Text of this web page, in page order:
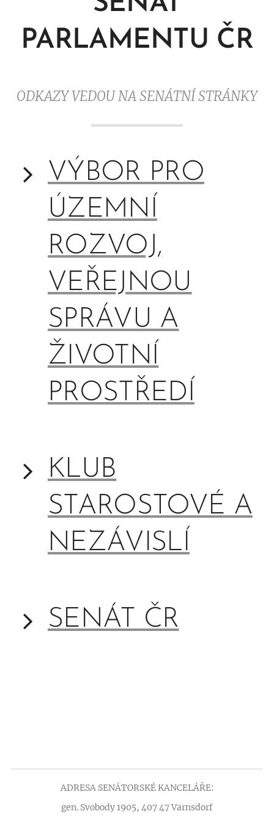
PARLAMENTU ČR
ODKAZY VEDOU NA SENÁTNÍ STRÁNKY
VÝBOR PRO
ÚZEMNÍ
ROZVOJ,
VEŘEJNOU
SPRÁVU A
ŽIVOTNÍ
PROSTŘEDÍ
KLUB
STAROSTOVÉ A
NEZÁVISLÍ
SENÁT ČR
ADRESA SENÁTORSKÉ KANCELÁŘE:
gen. Svobody 1905, 407 47 Varnsdorf